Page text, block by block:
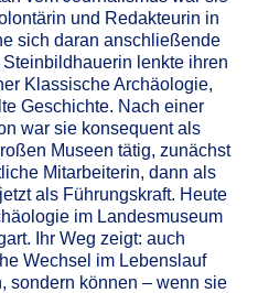
und Redakteurin in
sich daran anschließende
lenkte ihren
Klassische Archäologie,
Geschichte. Nach einer
war sie konsequent als
Museen tätig, zunächst
Mitarbeiterin, dann als
als Führungskraft. Heute
im Landesmuseum
Ihr Weg zeigt: auch
Wechsel im Lebenslauf
sondern können – wenn sie